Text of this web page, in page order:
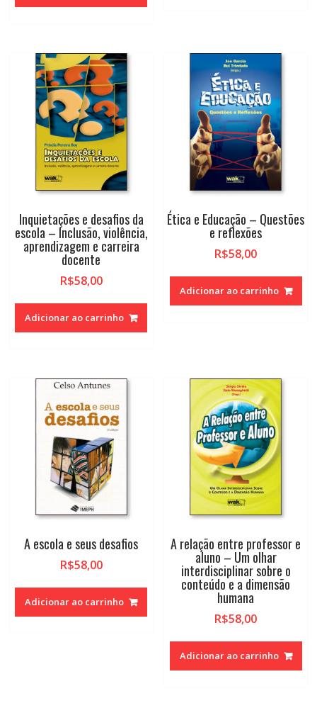
Inquietações e desafios da
escola – Inclusão, violência,
aprendizagem e carreira
docente
R$58,00
Adicionar ao carrinho
Ética e Educação – Questões
e reflexões
R$58,00
Adicionar ao carrinho
A escola e seus desafios
R$58,00
Adicionar ao carrinho
A relação entre professor e
aluno – Um olhar
interdisciplinar sobre o
conteúdo e a dimensão
humana
R$58,00
Adicionar ao carrinho